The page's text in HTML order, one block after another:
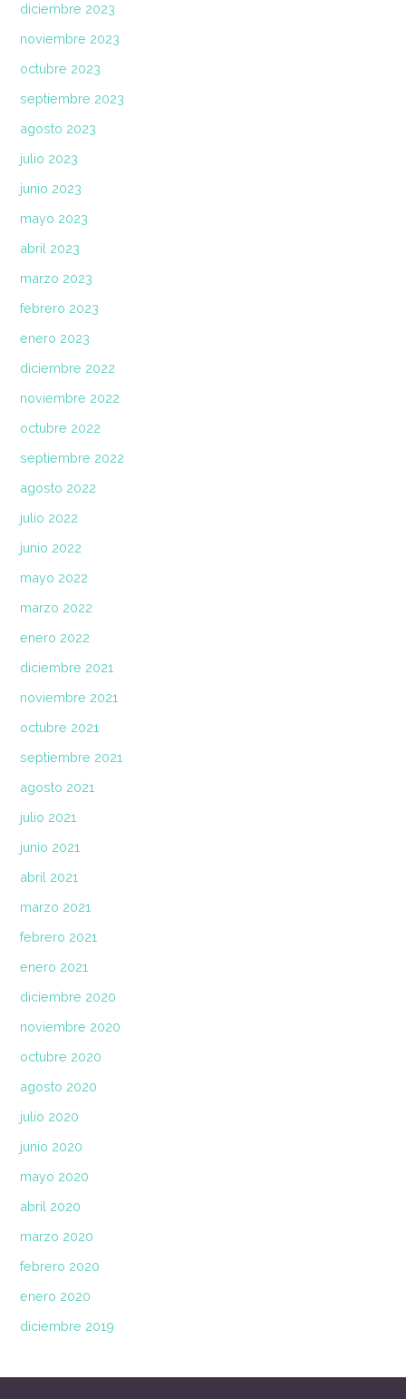
diciembre 2023
noviembre 2023
octubre 2023
septiembre 2023
agosto 2023
julio 2023
junio 2023
mayo 2023
abril 2023
marzo 2023
febrero 2023
enero 2023
diciembre 2022
noviembre 2022
octubre 2022
septiembre 2022
agosto 2022
julio 2022
junio 2022
mayo 2022
marzo 2022
enero 2022
diciembre 2021
noviembre 2021
octubre 2021
septiembre 2021
agosto 2021
julio 2021
junio 2021
abril 2021
marzo 2021
febrero 2021
enero 2021
diciembre 2020
noviembre 2020
octubre 2020
agosto 2020
julio 2020
junio 2020
mayo 2020
abril 2020
marzo 2020
febrero 2020
enero 2020
diciembre 2019